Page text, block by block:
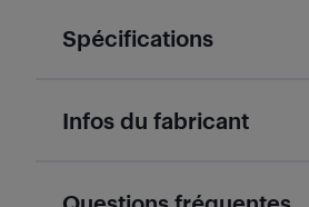
Spécifications
Infos du fabricant